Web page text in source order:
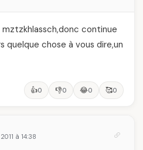
continue
quelque chose à vous dire,un
👍0 👎0 😂0 🥰0
à 14:38